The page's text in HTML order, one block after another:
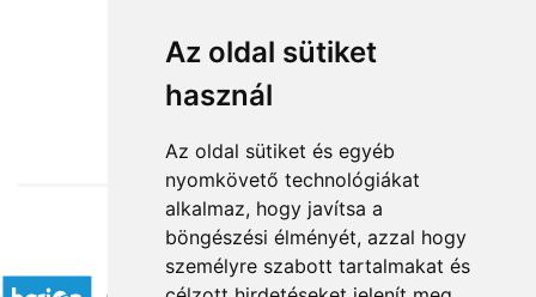
Az oldal sütiket
használ
Az oldal sütiket és egyéb
nyomkövető technológiákat
alkalmaz, hogy javítsa a
böngészési élményét, azzal hogy
személyre szabott tartalmakat és
from HUF20,240
Accepted payment methods